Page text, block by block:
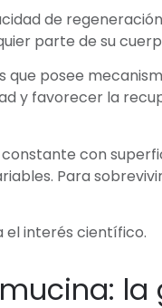
de
parte de su
que posee
y favorecer la
con
Para
el interés científico.